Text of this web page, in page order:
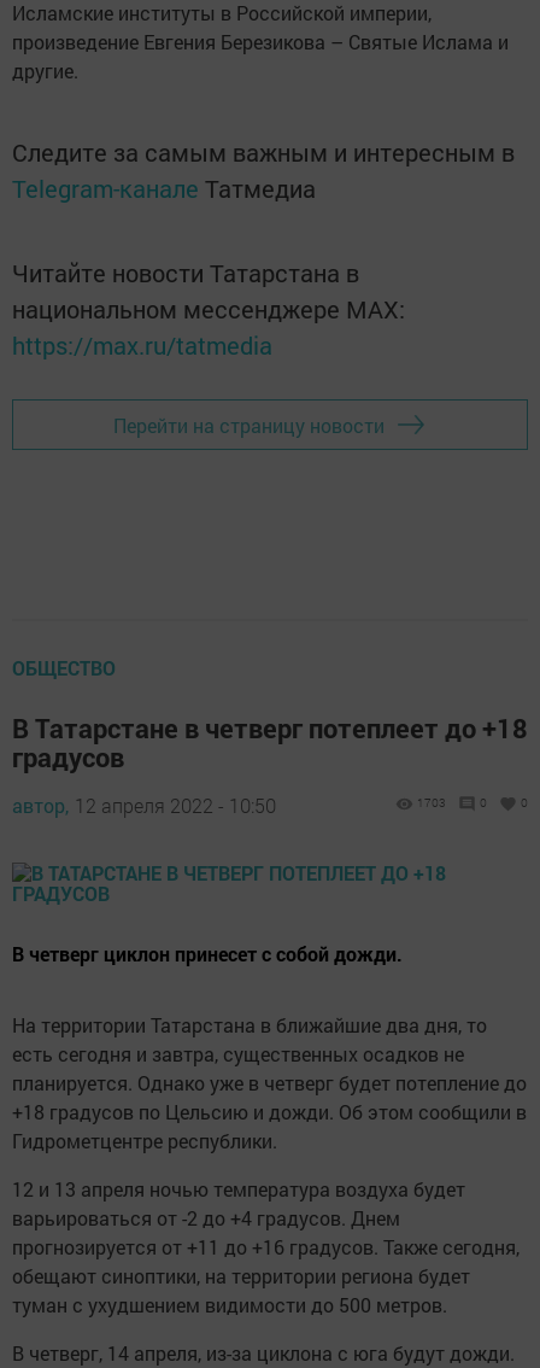
Исламские институты в Российской империи,
произведение Евгения Березикова – Святые Ислама и
другие.
Следите за самым важным и интересным в
Telegram-канале Татмедиа
Читайте новости Татарстана в
национальном мессенджере MАХ:
https://max.ru/tatmedia
Перейти на страницу новости
ОБЩЕСТВО
В Татарстане в четверг потеплеет до +18
градусов
автор, 12 апреля 2022 - 10:50 1703 0 0
В четверг циклон принесет с собой дожди.
На территории Татарстана в ближайшие два дня, то
есть сегодня и завтра, существенных осадков не
планируется. Однако уже в четверг будет потепление до
+18 градусов по Цельсию и дожди. Об этом сообщили в
Гидрометцентре республики.
12 и 13 апреля ночью температура воздуха будет
варьироваться от -2 до +4 градусов. Днем
прогнозируется от +11 до +16 градусов. Также сегодня,
обещают синоптики, на территории региона будет
туман с ухудшением видимости до 500 метров.
В четверг, 14 апреля, из-за циклона с юга будут дожди.